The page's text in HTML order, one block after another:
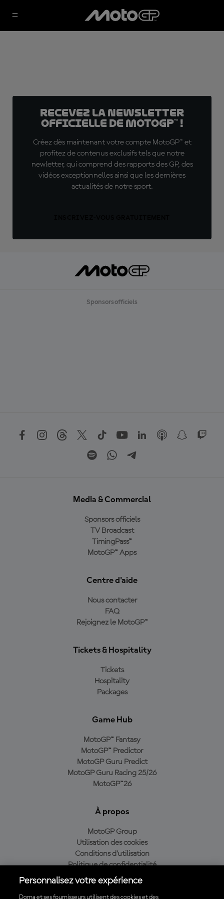
Recevez la Newsletter
officielle de MotoGP™ !
Créez dès maintenant votre compte MotoGP™ et
profitez de contenus exclusifs tels que notre
newletter, qui comprend des rapports des GP, des
vidéos exceptionnelles ainsi que les dernières
actualités de notre sport.
Sponsors officiels
Media & Commercial
Sponsors officiels
TV Broadcast
TimingPass™
MotoGP™ Apps
Centre d'aide
Nous contacter
FAQ
Rejoignez le MotoGP™
Tickets & Hospitality
Tickets
Hospitality
Packages
Game Hub
MotoGP™ Fantasy
MotoGP™ Predictor
MotoGP Guru Predict
MotoGP Guru Racing 25/26
MotoGP™26
À propos
MotoGP Group
Utilisation des cookies
Conditions d'utilisation
Politique de confidentialité
Politique d’achat
Personnalisez votre expérience
Dorna et ses fournisseurs utilisent des cookies et des